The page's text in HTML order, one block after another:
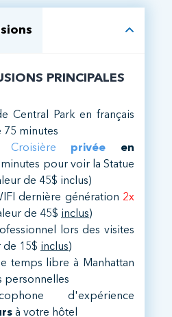
PRINCIPALES
Central Park en français
minutes
Croisière privée en
pour voir la Statue
de 45$ inclus)
dernière génération 2x
de 45$ inclus)
lors des visites
de 15$ inclus)
temps libre à Manhattan
personnelles
d'expérience
à votre hôtel